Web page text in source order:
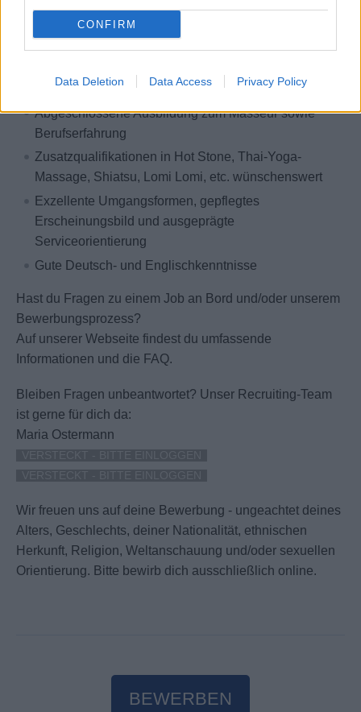
CONFIRM
Data Deletion Data Access Privacy Policy
VERSTECKT - BITTE EINLOGGEN
Dein Kurs & deine Talente
Das bringst du mit an Bord:
Abgeschlossene Ausbildung zum Masseur sowie
Berufserfahrung
Zusatzqualifikationen in Hot Stone, Thai-Yoga-
Massage, Shiatsu, Lomi Lomi, etc. wünschenswert
Exzellente Umgangsformen, gepflegtes
Erscheinungsbild und ausgeprägte
Serviceorientierung
Gute Deutsch- und Englischkenntnisse
Hast du Fragen zu einem Job an Bord und/oder unserem
Bewerbungsprozess?
Auf unserer Webseite findest du umfassende
Informationen und die FAQ.
Bleiben Fragen unbeantwortet? Unser Recruiting-Team
ist gerne für dich da:
Maria Ostermann
Wir freuen uns auf deine Bewerbung - ungeachtet deines
Alters, Geschlechts, deiner Nationalität, ethnischen
Herkunft, Religion, Weltanschauung und/oder sexuellen
Orientierung. Bitte bewirb dich ausschließlich online.
BEWERBEN